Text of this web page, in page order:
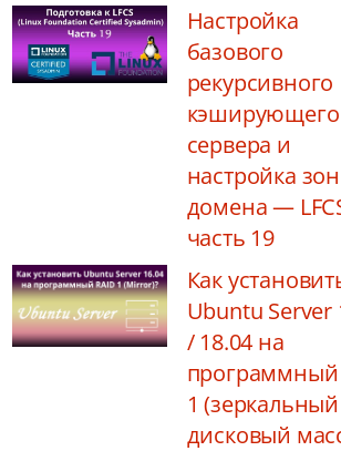
Настройка
базового
рекурсивного
кэширующего
сервера и
настройка
домена —
часть 19
Как
Ubuntu Server
/ 18.04 на
программный
1 (зеркальный
дисковый